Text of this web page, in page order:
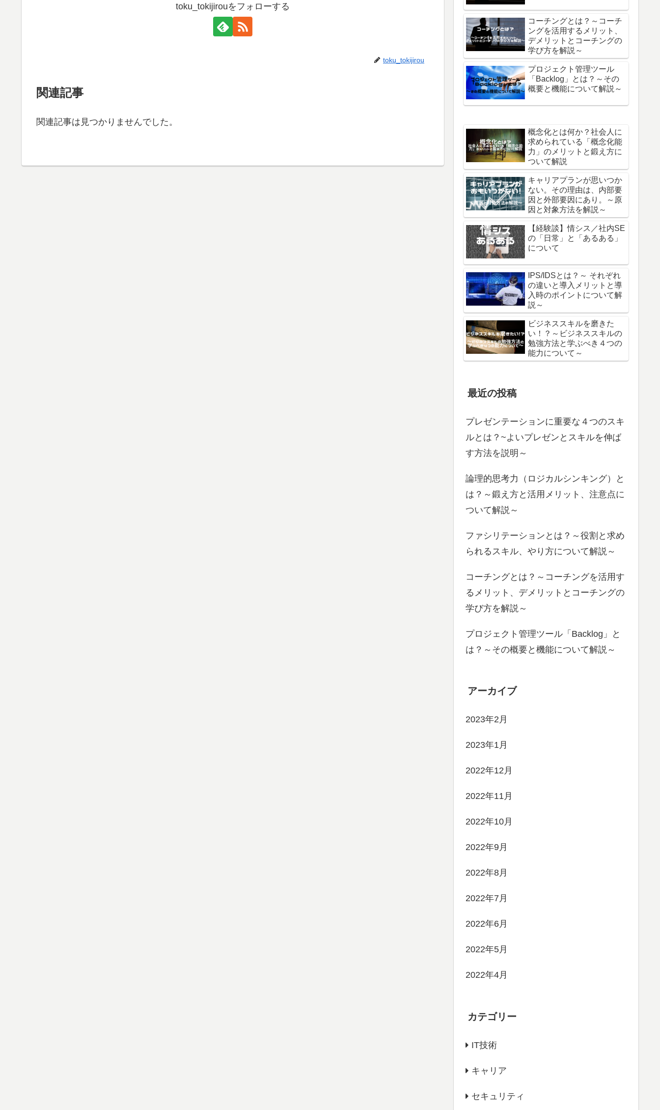
toku_tokijirouをフォローする
toku_tokijirou
関連記事
関連記事は見つかりませんでした。
コーチングとは？～コーチ
ングを活用するメリット、
デメリットとコーチングの
学び方を解説～
プロジェクト管理ツール
「Backlog」とは？～その
概要と機能について解説～
概念化とは何か？社会人に
求められている「概念化能
力」のメリットと鍛え方に
ついて解説
キャリアプランが思いつか
ない。その理由は、内部要
因と外部要因にあり。～原
因と対象方法を解説～
【経験談】情シス／社内SE
の「日常」と「あるある」
について
IPS/IDSとは？～ それぞれ
の違いと導入メリットと導
入時のポイントについて解
説～
ビジネススキルを磨きた
い！？～ビジネススキルの
勉強方法と学ぶべき４つの
能力について～
最近の投稿
プレゼンテーションに重要な４つのスキ
ルとは？~よいプレゼンとスキルを伸ば
す方法を説明～
論理的思考力（ロジカルシンキング）と
は？～鍛え方と活用メリット、注意点に
ついて解説～
ファシリテーションとは？～役割と求め
られるスキル、やり方について解説～
コーチングとは？～コーチングを活用す
るメリット、デメリットとコーチングの
学び方を解説～
プロジェクト管理ツール「Backlog」と
は？～その概要と機能について解説～
アーカイブ
2023年2月
2023年1月
2022年12月
2022年11月
2022年10月
2022年9月
2022年8月
2022年7月
2022年6月
2022年5月
2022年4月
カテゴリー
IT技術
キャリア
セキュリティ